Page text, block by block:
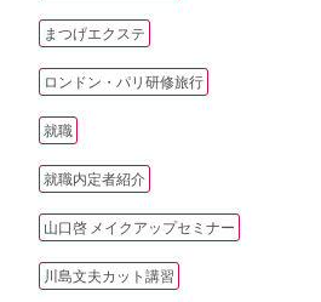
まつげエクステ
ロンドン・パリ研修旅行
就職
就職内定者紹介
山口啓 メイクアップセミナー
川島文夫カット講習